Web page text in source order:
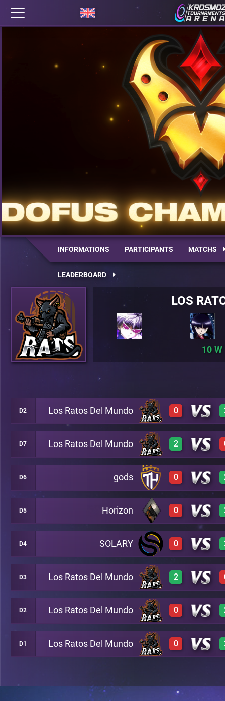
INFORMATIONS PARTICIPANTS MATCHS
LEADERBOARD
LOS
10
D2 Los Ratos Del Mundo 0
0 A19
0 A19
A24
D7 Los Ratos Del Mundo 2
3 A20
3 A20
D6 gods 0
0 A11
0 A11
D5 Horizon 0
0 A25
0 A25
D4 SOLARY 0
0 A26
0 A26
D3 Los Ratos Del Mundo 2
3 A2
D2 Los Ratos Del Mundo 0
0 A22
D1 Los Ratos Del Mundo 0